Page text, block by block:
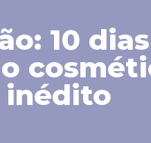
10
inédito